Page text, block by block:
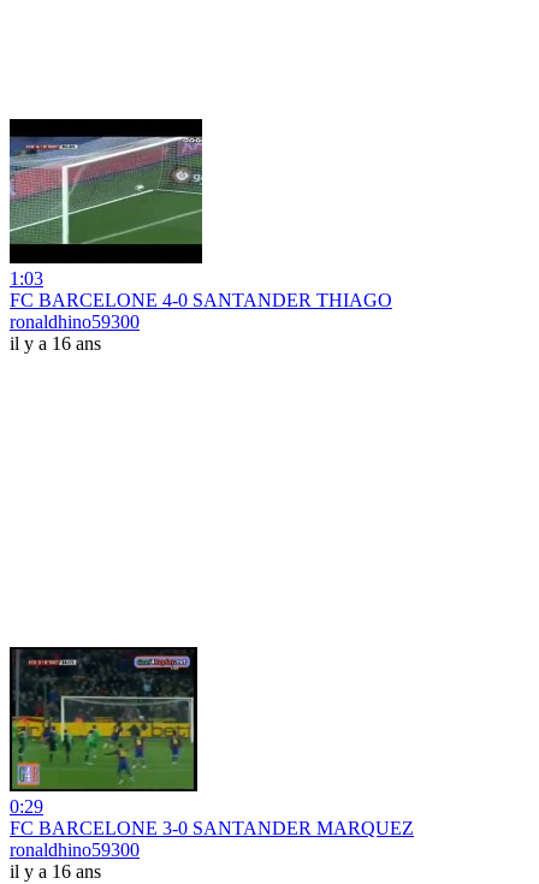
1:03
FC BARCELONE 4-0 SANTANDER THIAGO
ronaldhino59300
il y a 16 ans
0:29
FC BARCELONE 3-0 SANTANDER MARQUEZ
ronaldhino59300
il y a 16 ans